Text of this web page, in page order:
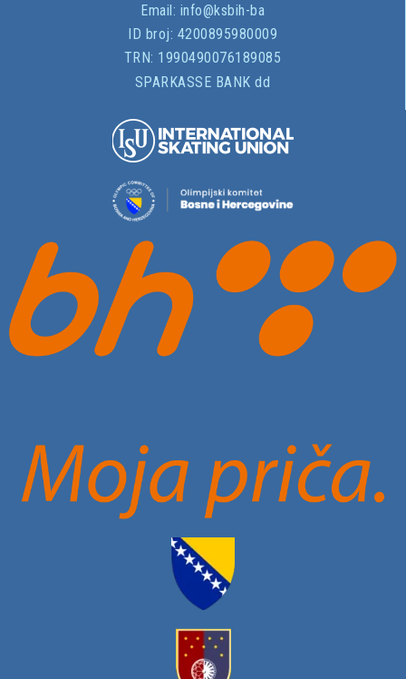
Email: info@ksbih-ba
ID broj: 4200895980009
TRN: 1990490076189085
SPARKASSE BANK dd